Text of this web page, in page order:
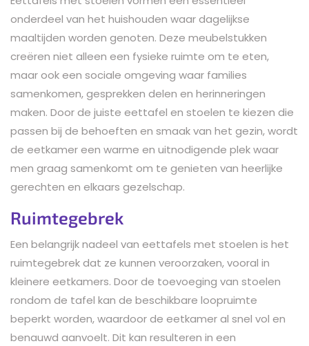
onderdeel van het huishouden waar dagelijkse
maaltijden worden genoten. Deze meubelstukken
creëren niet alleen een fysieke ruimte om te eten,
maar ook een sociale omgeving waar families
samenkomen, gesprekken delen en herinneringen
maken. Door de juiste eettafel en stoelen te kiezen die
passen bij de behoeften en smaak van het gezin, wordt
de eetkamer een warme en uitnodigende plek waar
men graag samenkomt om te genieten van heerlijke
gerechten en elkaars gezelschap.
Ruimtegebrek
Een belangrijk nadeel van eettafels met stoelen is het
ruimtegebrek dat ze kunnen veroorzaken, vooral in
kleinere eetkamers. Door de toevoeging van stoelen
rondom de tafel kan de beschikbare loopruimte
beperkt worden, waardoor de eetkamer al snel vol en
benauwd aanvoelt. Dit kan resulteren in een